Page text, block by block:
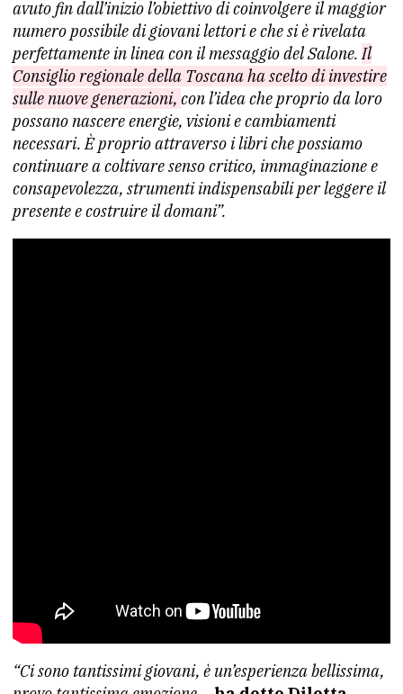
avuto fin dall’inizio l’obiettivo di coinvolgere il maggior
numero possibile di giovani lettori e che si è rivelata
perfettamente in linea con il messaggio del Salone.Il
Consiglio regionale della Toscana ha scelto di investire
sulle nuove generazioni, con l’idea che proprio da loro
possano nascere energie, visioni e cambiamenti
necessari. È proprio attraverso i libri che possiamo
continuare a coltivare senso critico, immaginazione e
consapevolezza, strumenti indispensabili per leggere il
presente e costruire il domani”.
“Ci sono tantissimi giovani, è un’esperienza bellissima,